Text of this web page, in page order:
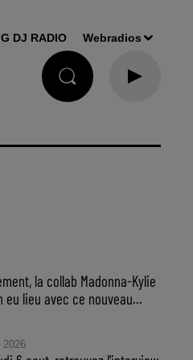
DJ RADIO Webradios
la collab Madonna-Kylie
eu lieu avec ce nouveau...
2026